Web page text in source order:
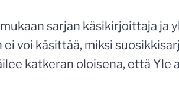
mukaan sarjan käsikirjoittaja ja
ei voi käsittää, miksi
katkeran oloisena, että